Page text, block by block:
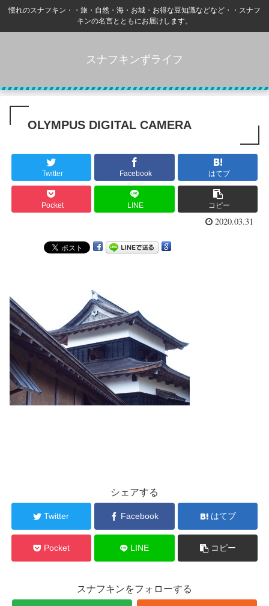
憧れのスナフキン・・旅・自然・海・お城・お得な豆知識などなど・・スナフ
キンの名言とともにお届けします。
スナフキンずライフ
OLYMPUS DIGITAL CAMERA
Twitter Facebook はてブ
Pocket LINE コピー
2020.03.31
シェアする
Twitter Facebook はてブ
Pocket LINE コピー
スナフキンをフォローする